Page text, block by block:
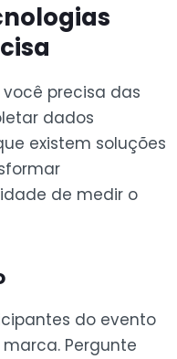
precisa das
dados
existem soluções
de medir o
do evento
Pergunte